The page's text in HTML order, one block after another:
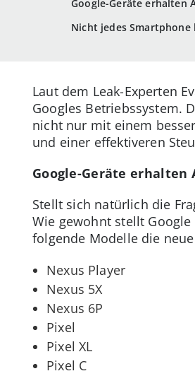
Google-Geräte erhalten
Nicht jedes
Laut dem Leak-Experten
Googles Betriebssystem.
nicht nur mit einem
und einer effektiveren
Google-Geräte erhalten
Stellt sich natürlich die
Wie gewohnt stellt
folgende Modelle die
Nexus Player
Nexus 5X
Nexus 6P
Pixel
Pixel XL
Pixel C